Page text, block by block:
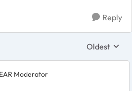
Reply
Replies
Oldest
Moderator